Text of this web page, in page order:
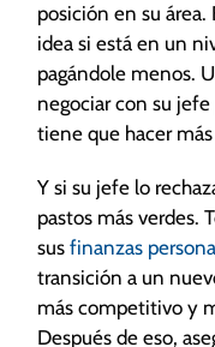
posición en su área.
idea si está en un
pagándole menos.
negociar con su
tiene que hacer
Y si su jefe lo
pastos más verdes.
sus finanzas
transición a un
más competitivo y
Después de eso,